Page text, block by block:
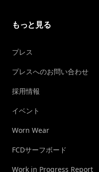
もっと見る
プレス
プレスへのお問い合わせ
採用情報
イベント
Worn Wear
FCDサーフボード
Work in Progress Report